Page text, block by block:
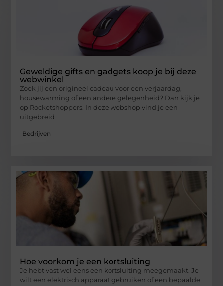
Geweldige gifts en gadgets koop je bij deze
webwinkel
Zoek jij een origineel cadeau voor een verjaardag,
housewarming of een andere gelegenheid? Dan kijk je
op Rocketshoppers. In deze webshop vind je een
uitgebreid
Bedrijven
Hoe voorkom je een kortsluiting
Je hebt vast wel eens een kortsluiting meegemaakt. Je
wilt een elektrisch apparaat gebruiken of een bepaalde